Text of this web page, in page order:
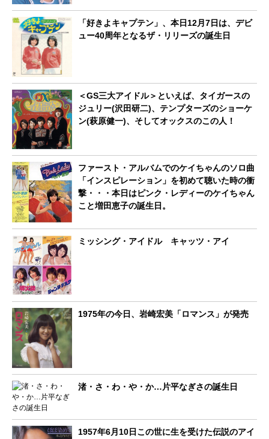
「好きよキャプテン」、本日12月7日は、デビ
ュー40周年となるザ・リリーズの誕生日
＜GS三大アイドル＞といえば、タイガースの
ジュリー(沢田研二)、テンプターズのショーケ
ン(萩原健一)、そしてオックスのこの人！
ファースト・アルバムでのケイちゃんのソロ曲
「インスピレーション」を初めて聴いた時の衝
撃・・・本日はピンク・レディーのケイちゃん
こと増田恵子の誕生日。
ミッシング・アイドル キャッツ・アイ
1975年の今日、岩崎宏美「ロマンス」が発売
渚・さ・わ・や・か…片平なぎさの誕生日
1957年6月10日この世に生を受けた伝説のアイ